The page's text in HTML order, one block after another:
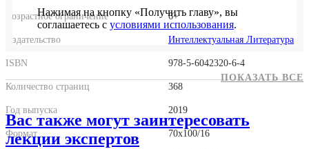
Возрастное ограничение 6+
Издательство Интеллектуальная Литература
ISBN 978-5-6042320-6-4
Количество страниц 368
Год выпуска 2019
Формат 70x100/16
Нажимая на кнопку «Получить главу», вы
соглашаетесь с условиями использования.
ПОКАЗАТЬ ВСЕ
Вас также могут заинтересовать
лекции экспертов